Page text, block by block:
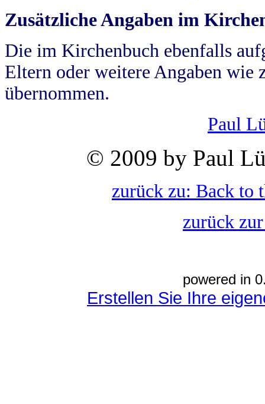
Zusätzliche Angaben im
Die im Kirchenbuch ebenfalls
Eltern oder weitere Angaben wie
übernommen.
Paul
© 2009 by Paul
zurück zu: Back to
zurück
powered in
Erstellen Sie Ihre